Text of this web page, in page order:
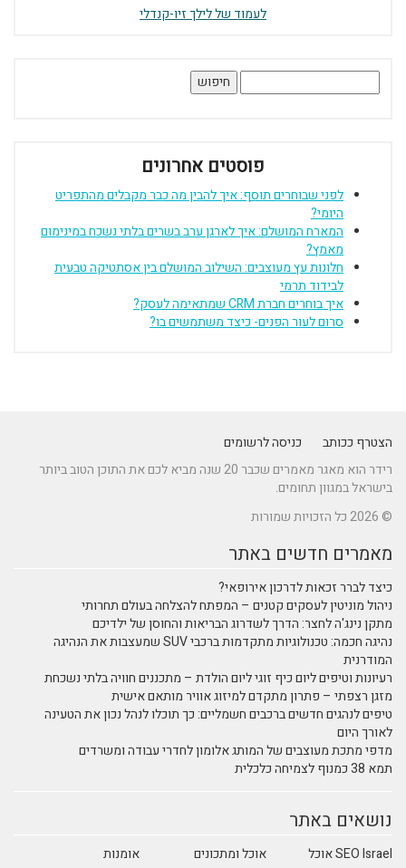
לעמוד של לילך זיו-קנדלי
פוסטים אחרונים
לפני שבוחרים תוסף: איך להבין מה כבר מקבלים מהתפריט
היומי?
המארח המושלם: איך לארגן ערב בשרים בלתי נשכח במינימום
מאמץ?
חלונות עץ מעוצבים: השילוב המושלם בין אסתטיקה טבעית
לבידוד תרמי
איך בוחרים חברת CRM שמתאימה לעסק?
סרום לעור הפנים- כיצד משתמשים בו?
הצטרף ככותב
כניסה לרשומים
רידר הוא מאגר מאמרים שכבר 20 שנה מביא לכם את התוכן הטוב ביותר
בישראל במגוון תחומים.
© 2026 כל הזכויות שמורות
מאמרים חדשים באתר
כיצד לברר זכאות לדרכון אירופאי?
ניהול מוניטין לעסקים קטנים – המפתח להצלחה בעולם תחרותי
מתקן נינג'ה לחצר: הדרך לשדרוג הבריאות והחוסן של ילדיכם
נהיגה חכמה: טכנולוגיות מתקדמות ברכבי SUV שמעצבות את הנהיגה
המודרנית
רעיונות וטיפים ליום כיף זוגי ליום הולדת – מתכננים חוויה בלתי נשכחת
מזגן רצפתי – פתרון מתקדם למיזוג אוויר מותאם אישית
טיפים לנהגים חדשים ברכבים חשמליים: כך תוכלו לנהל נכון את הטעינה
לאורך היום
מדפי מתכת מעוצבים של המותג אלומון לחדרי עבודה ומשרדים
תמא 38 כמנוף לצמיחה כלכלית
נושאים באתר
SEO Israel אוכל
אוכל ומתכונים
אומנות